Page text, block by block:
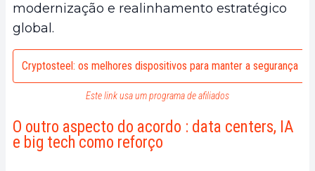
modernização e realinhamento estratégico
global.
Cryptosteel: os melhores dispositivos para manter a segurança
Este link usa um programa de afiliados
O outro aspecto do acordo : data centers, IA
e big tech como reforço